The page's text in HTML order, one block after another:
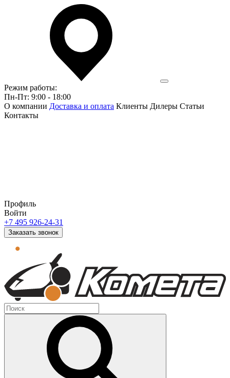
Режим работы:
Пн-Пт: 9:00 - 18:00
О компании Доставка и оплата Клиенты Дилеры Статьи
Контакты
Профиль
Войти
+7 495 926-24-31
Заказать звонок